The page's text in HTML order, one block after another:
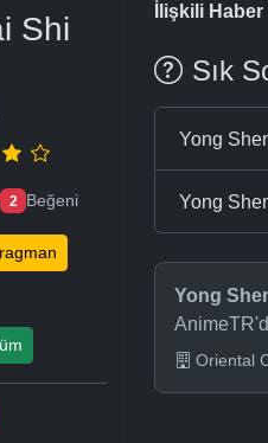
Shi
2 Beğeni
İlişkili
Sık
Yong
Yong
Yong
Oriental